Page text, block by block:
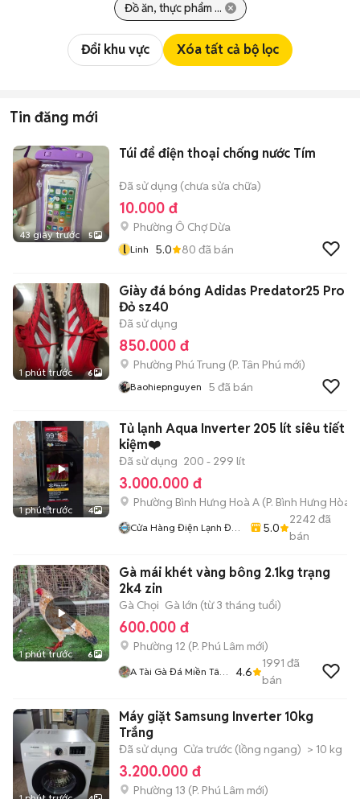
Đồ ăn, thực phẩm ...
Đổi khu vực Xóa tất cả bộ lọc
Tin đăng mới
43 giây trước 5
Túi để điện thoại chống nước Tím
Đã sử dụng (chưa sửa chữa)
10.000 đ
Phường Ô Chợ Dừa
l Linh 5.0 80 đã bán
1 phút trước 6
Giày đá bóng Adidas Predator25 Pro
Đỏ sz40
Đã sử dụng
850.000 đ
Phường Phú Trung (P. Tân Phú mới)
Baohiepnguyen 5 đã bán
1 phút trước 4
Tủ lạnh Aqua Inverter 205 lít siêu tiết
kiệm❤️
Đã sử dụng 200 - 299 lít
3.000.000 đ
Phường Bình Hưng Hoà A (P. Bình Hưng Hòa
Cửa Hàng Điện Lạnh Đức
5.0
2242 đã
bán
1 phút trước 6
Gà mái khét vàng bông 2.1kg trạng
2k4 zin
Gà Chọi Gà lớn (từ 3 tháng tuổi)
600.000 đ
Phường 12 (P. Phú Lâm mới)
A Tài Gà Đá Miền Tây
4.6
1991 đã
bán
Máy giặt Samsung Inverter 10kg
Trắng
Đã sử dụng Cửa trước (lồng ngang) > 10 kg
3.200.000 đ
Phường 13 (P. Phú Lâm mới)